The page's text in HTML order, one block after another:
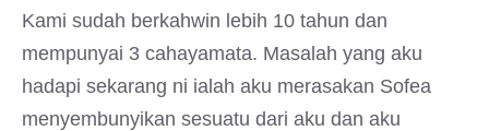
Kami sudah berkahwin lebih 10 tahun dan
mempunyai 3 cahayamata. Masalah yang aku
hadapi sekarang ni ialah aku merasakan Sofea
menyembunyikan sesuatu dari aku dan aku